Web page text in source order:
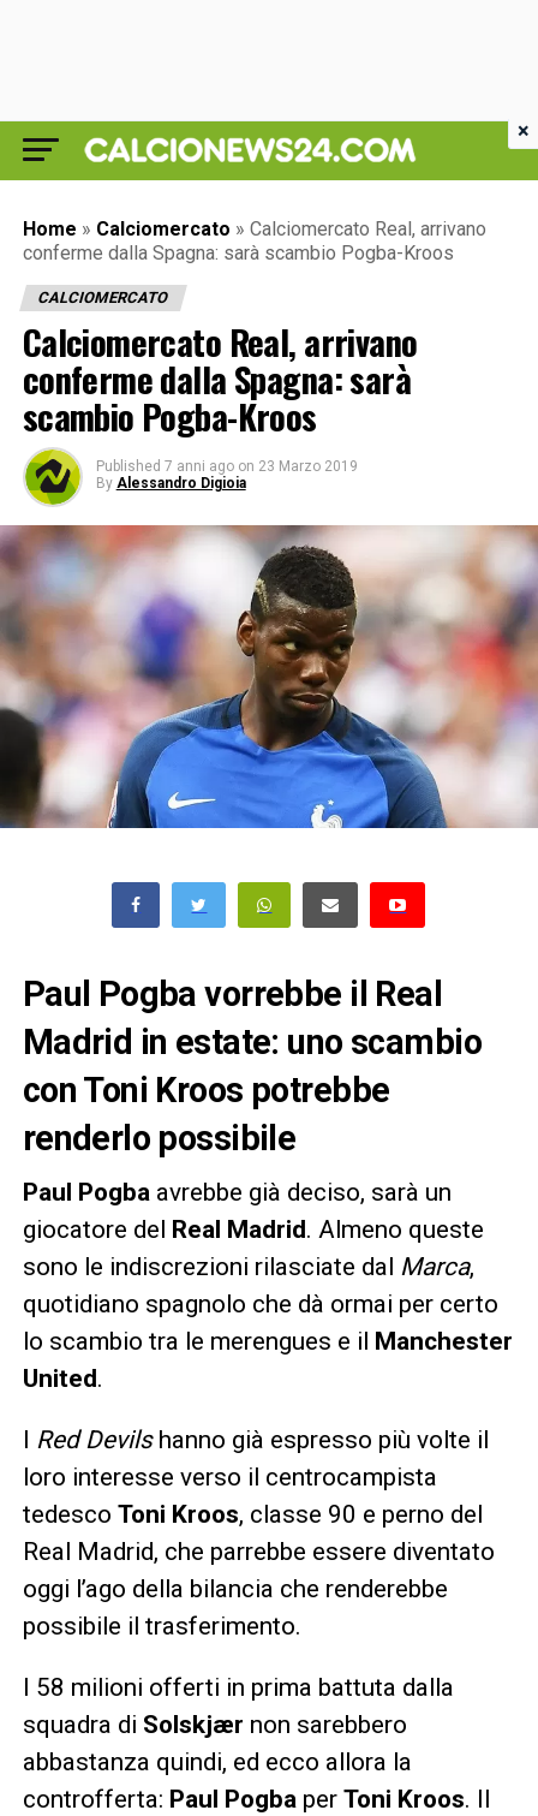
Home » Calciomercato » Calciomercato Real, arrivano
conferme dalla Spagna: sarà scambio Pogba-Kroos
CALCIOMERCATO
Calciomercato Real, arrivano
conferme dalla Spagna: sarà
scambio Pogba-Kroos
Published 7 anni ago on 23 Marzo 2019
By Alessandro Digioia
Paul Pogba vorrebbe il Real
Madrid in estate: uno scambio
con Toni Kroos potrebbe
renderlo possibile
Paul Pogbaavrebbe già deciso, sarà un
giocatore del
Real Madrid. Almeno queste
sono le indiscrezioni rilasciate dal Marca,
quotidiano spagnolo che dà ormai per certo
lo scambio tra le merengues e il
Manchester
United.
Red Devilshanno già espresso più volte il
loro interesse verso il centrocampista
tedesco Toni Kroos, classe 90 e perno del
Real Madrid, che parrebbe essere diventato
oggi l’ago della bilancia che renderebbe
possibile il trasferimento.
I 58 milioni offerti in prima battuta dalla
squadra di Solskjær non sarebbero
abbastanza quindi, ed ecco allora la
controfferta: Paul Pogbaper Toni Kroos. Il
×